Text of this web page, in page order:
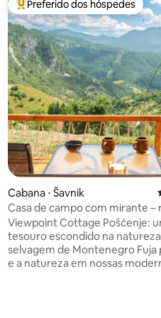
média de 5, 137
Entre os melhores preferidos
Preferido dos hóspedes
Cabana ⋅ Šavnik
Casa de campo com mirante –
panorâmico em Durmitor
Viewpoint Cottage Pošćenje:
tesouro escondido na natureza
selvagem de Montenegro Fuja para a paz
e a natureza em nossas